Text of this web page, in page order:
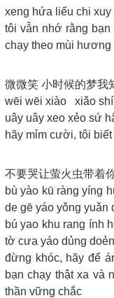
xeng hứa liếu chi xuy
tôi vẫn nhớ rằng
chạy theo mùi
微微笑 小时候的梦我
wēi wēi xiào xiǎo shí
uây uây xeo xẻo sứ
hãy mỉm cười, tôi
不要哭让萤火虫带着
bù yào kū ràng yíng
de gē yáo yǒng yuǎn
bú yao khu rang ính
tờ cưa yáo dủng
đừng khóc, hãy để
bạn chạy thật xa và
thần vững chắc